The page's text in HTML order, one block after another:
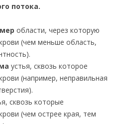
потока.
области, через которую
(чем меньше область,
устья, сквозь которое
(например, неправильная
сквозь которые
(чем острее края, тем